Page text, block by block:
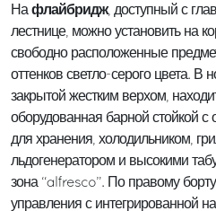
На флайбридж, доступный с
лестнице, можно установить на
свободно расположенные
оттенков светло-серого цвета. В
закрытой жестким верхом,
оборудованная барной стойкой
для хранения, холодильником,
льдогенератором и высокими
зона “alfresco”. По правому
управления с интегрированной